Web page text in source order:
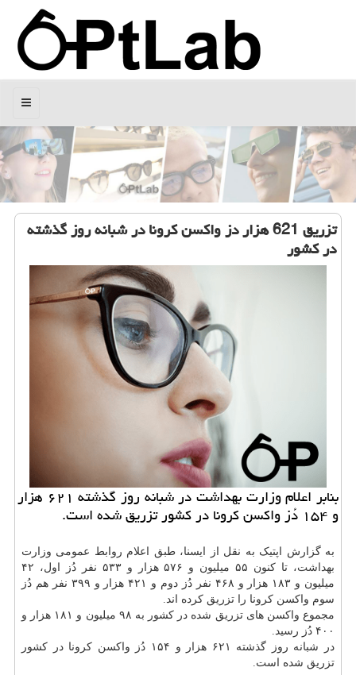
منو
تزریق 621 هزار دز واکسن کرونا در شبانه روز گذشته
در کشور
بنابر اعلام وزارت بهداشت در شبانه روز گذشته ۶۲۱ هزار
و ۱۵۴ دُز واکسن کرونا در کشور تزریق شده است.
به گزارش اپتیک به نقل از ایسنا، طبق اعلام روابط عمومی وزارت
بهداشت
، تا کنون ۵۵ میلیون و ۵۷۶ هزار و ۵۳۳ نفر دُز اول، ۴۲
میلیون و ۱۸۳ هزار و ۴۶۸ نفر دُز دوم و ۴۲۱ هزار و ۳۹۹ نفر هم دُز
سوم واکسن کرونا را تزریق کرده اند.
مجموع واکسن های تزریق شده در کشور به ۹۸ میلیون و ۱۸۱ هزار و
۴۰۰ دُز رسید.
در شبانه روز گذشته ۶۲۱ هزار و ۱۵۴ دُز واکسن کرونا در کشور
تزریق شده است.